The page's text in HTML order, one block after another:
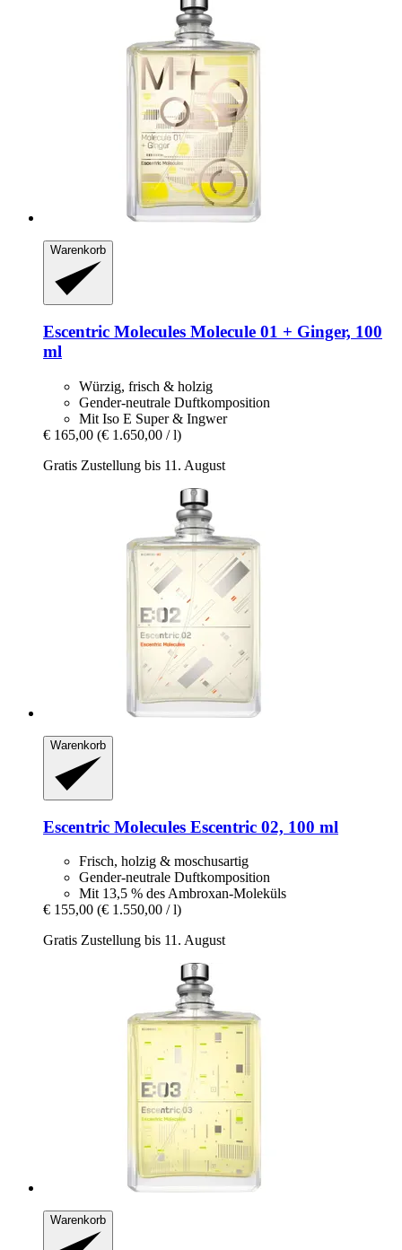
Warenkorb
Escentric Molecules Molecule 01 + Ginger, 100
ml
Würzig, frisch & holzig
Gender-neutrale Duftkomposition
Mit Iso E Super & Ingwer
€ 165,00 (€ 1.650,00 / l)
Gratis Zustellung bis 11. August
Warenkorb
Escentric Molecules Escentric 02, 100 ml
Frisch, holzig & moschusartig
Gender-neutrale Duftkomposition
Mit 13,5 % des Ambroxan-Moleküls
€ 155,00 (€ 1.550,00 / l)
Gratis Zustellung bis 11. August
Warenkorb